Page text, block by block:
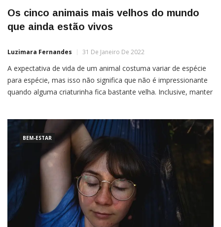
Os cinco animais mais velhos do mundo
que ainda estão vivos
Luzimara Fernandes 31 De Janeiro De 2022
A expectativa de vida de um animal costuma variar de espécie
para espécie, mas isso não significa que não é impressionante
quando alguma criaturinha fica bastante velha. Inclusive, manter
BEM-ESTAR